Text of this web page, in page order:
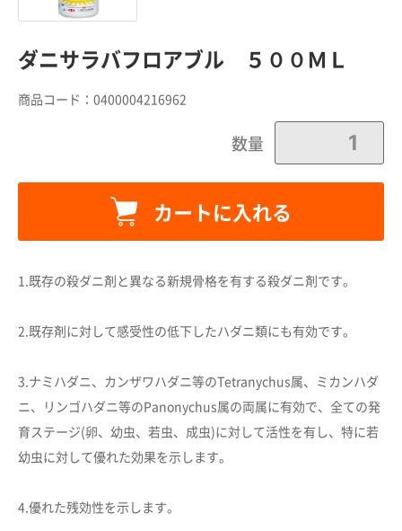
ダニサラバフロアブル ５００ＭＬ
商品コード： 0400004216962
数量
カートに入れる
カートへ進む
1.既存の殺ダニ剤と異なる新規骨格を有する殺ダニ剤です。
2.既存剤に対して感受性の低下したハダニ類にも有効です。
3.ナミハダニ、カンザワハダニ等のTetranychus属、ミカンハダ
ニ、リンゴハダニ等のPanonychus属の両属に有効で、全ての発
育ステージ(卵、幼虫、若虫、成虫)に対して活性を有し、特に若
幼虫に対して優れた効果を示します。
4.優れた残効性を示します。